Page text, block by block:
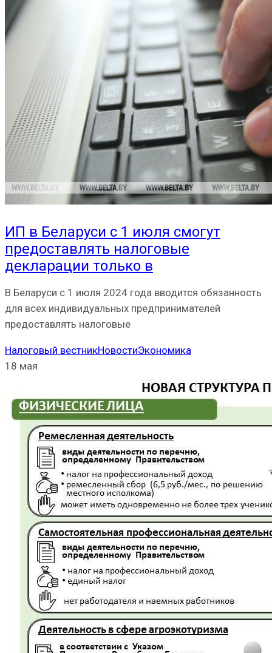
ИП в Беларуси с 1 июля смогут
предоставлять налоговые
декларации только в
В Беларуси с 1 июля 2024 года вводится обязанность
для всех индивидуальных предпринимателей
предоставлять налоговые
Налоговый вестникНовостиЭкономика
18 мая